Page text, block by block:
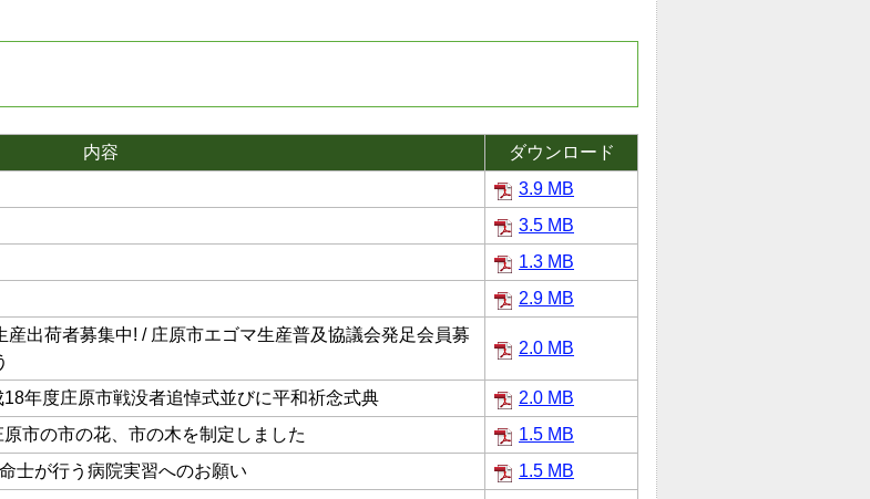
内容
ダウンロード
3.9 MB
3.5 MB
1.3 MB
2.9 MB
出荷者募集中! / 庄原市エゴマ生産普及協議会発足会員募
2.0 MB
年度庄原市戦没者追悼式並びに平和祈念式典
2.0 MB
市の市の花、市の木を制定しました
1.5 MB
士が行う病院実習へのお願い
1.5 MB